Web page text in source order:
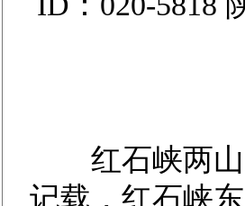
红石峡两山
记载，红石峡